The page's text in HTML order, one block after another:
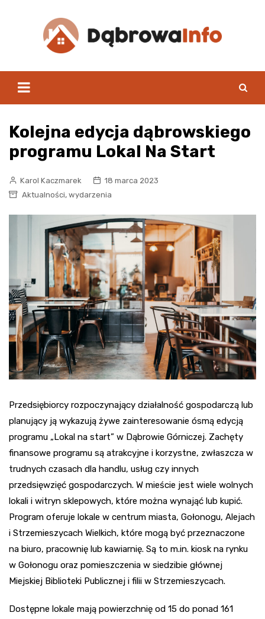
Kolejna edycja dąbrowskiego
programu Lokal Na Start
Karol Kaczmarek
18 marca 2023
Aktualności, wydarzenia
Przedsiębiorcy rozpoczynający działalność gospodarczą lub
planujący ją wykazują żywe zainteresowanie ósmą edycją
programu „Lokal na start” w Dąbrowie Górniczej. Zachęty
finansowe programu są atrakcyjne i korzystne, zwłaszcza w
trudnych czasach dla handlu, usług czy innych
przedsięwzięć gospodarczych. W mieście jest wiele wolnych
lokali i witryn sklepowych, które można wynająć lub kupić.
Program oferuje lokale w centrum miasta, Gołonogu, Alejach
i Strzemieszycach Wielkich, które mogą być przeznaczone
na biuro, pracownię lub kawiarnię. Są to m.in. kiosk na rynku
w Gołonogu oraz pomieszczenia w siedzibie głównej
Miejskiej Biblioteki Publicznej i filii w Strzemieszycach.
Dostępne lokale mają powierzchnię od 15 do ponad 161